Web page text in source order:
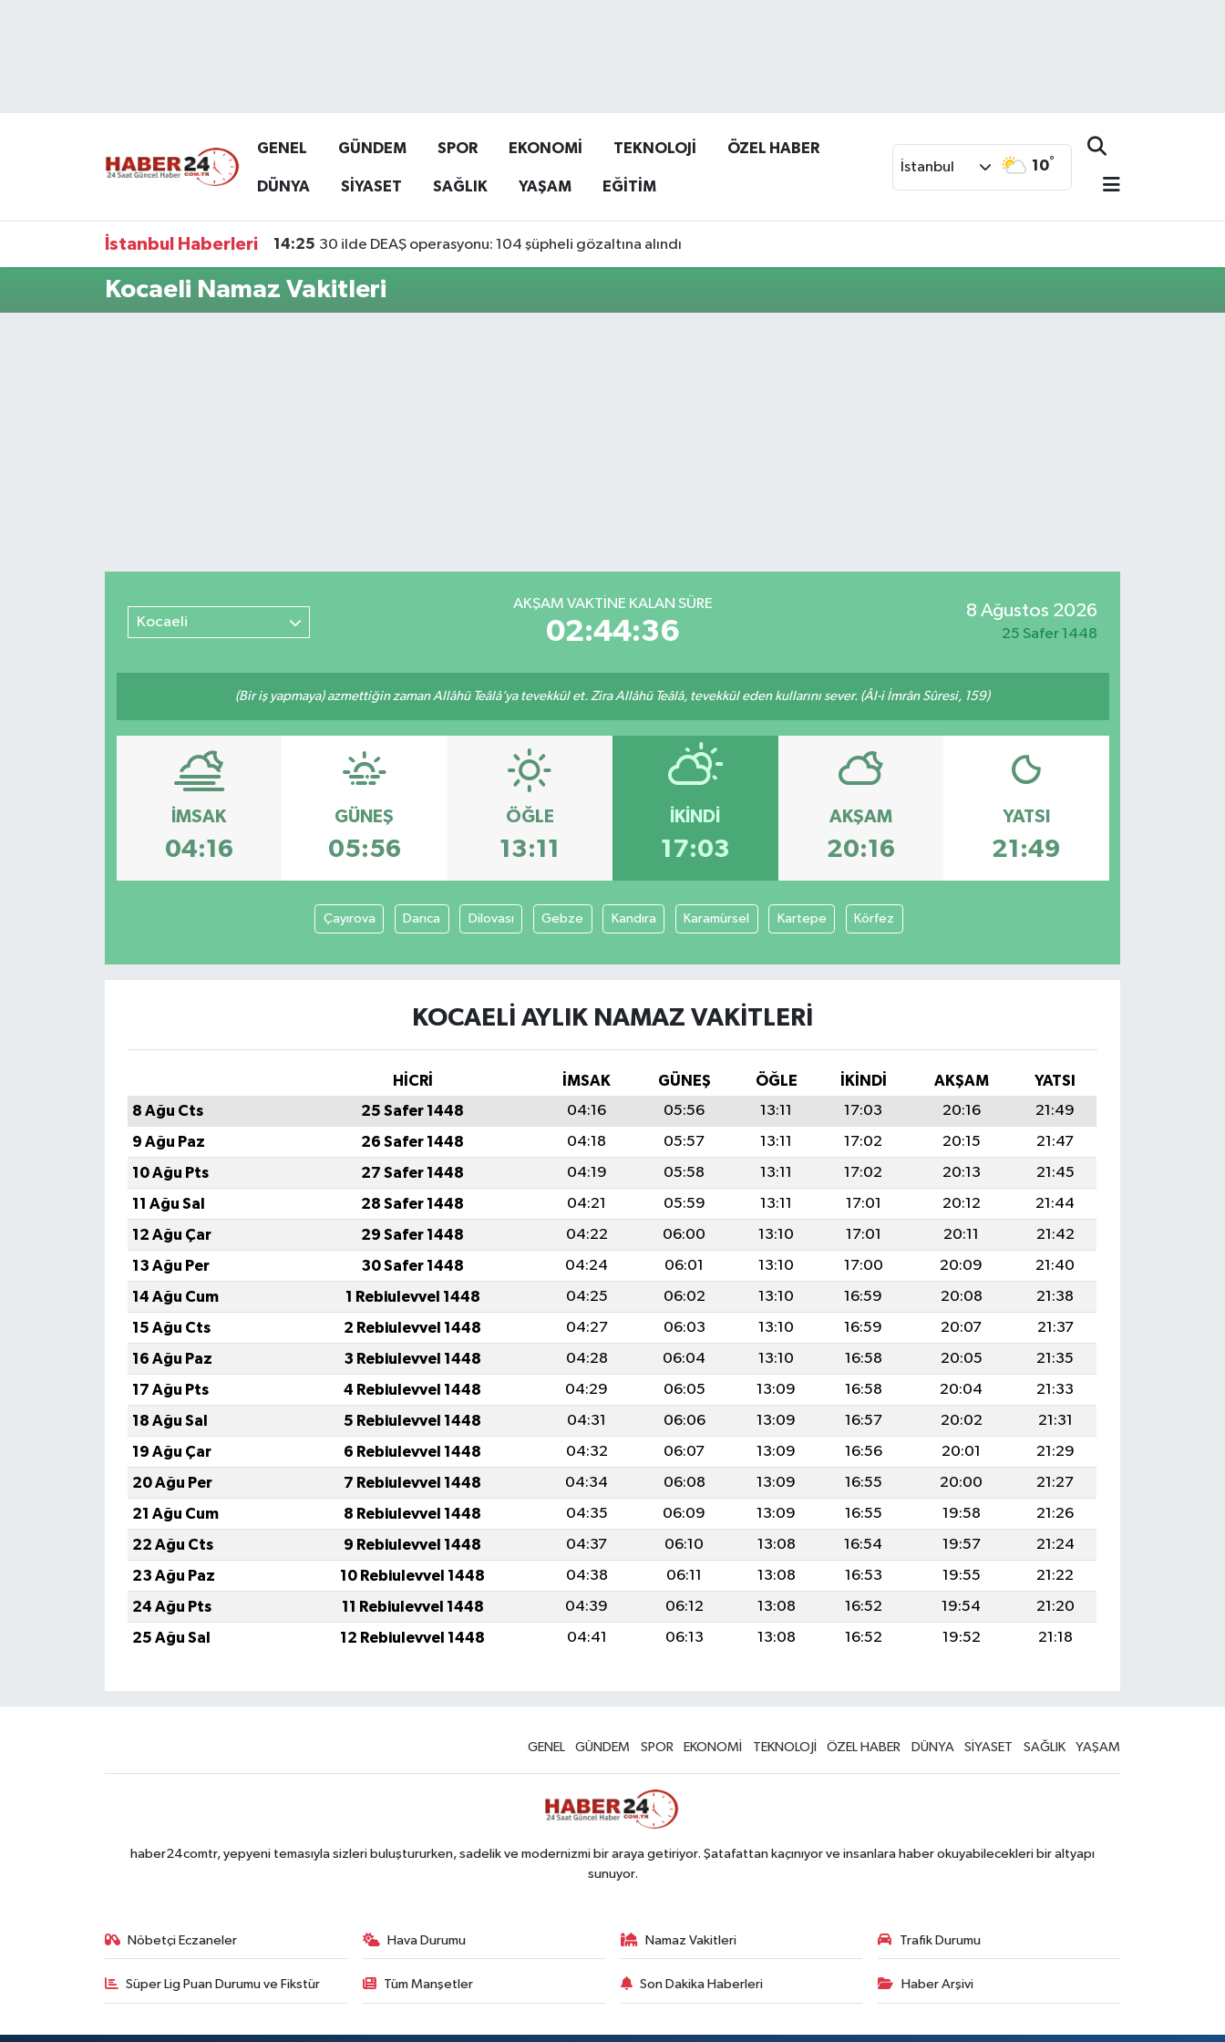
GENEL GÜNDEM SPOR EKONOMİ TEKNOLOJİ ÖZEL HABER
DÜNYA SİYASET SAĞLIK YAŞAM EĞİTİM
İstanbul 10°
İstanbul Haberleri 14:25 30 ilde DEAŞ operasyonu: 104 şüpheli gözaltına alındı
Kocaeli Namaz Vakitleri
Kocaeli
AKŞAM VAKTİNE KALAN SÜRE
02:44:36
8 Ağustos 2026
25 Safer 1448
(Bir iş yapmaya) azmettiğin zaman Allâhü Teâlâ’ya tevekkül et. Zira Allâhü Teâlâ, tevekkül eden kullarını sever. (Âl-i İmrân Sûresi, 159)
İMSAK
04:16
GÜNEŞ
05:56
ÖĞLE
13:11
İKINDI
17:03
AKŞAM
20:16
YATSI
21:49
Çayırova Darıca Dilovası Gebze Kandıra Karamürsel Kartepe Körfez
KOCAELI AYLIK NAMAZ VAKITLERI
HİCRİ İMSAK GÜNEŞ ÖĞLE İKINDI AKŞAM
YATSI
8 Ağu Cts
25 Safer 1448 04:16 05:56 13:11 17:03 20:16
21:49
9 Ağu Paz
26 Safer 1448 04:18 05:57 13:11 17:02 20:15
21:47
10 Ağu Pts
27 Safer 1448 04:19 05:58 13:11 17:02 20:13
21:45
11 Ağu Sal
28 Safer 1448 04:21 05:59 13:11 17:01 20:12
21:44
12 Ağu Çar
29 Safer 1448 04:22 06:00 13:10 17:01 20:11
21:42
13 Ağu Per
30 Safer 1448 04:24 06:01 13:10 17:00 20:09
21:40
14 Ağu Cum
1 Rebiulevvel 1448 04:25 06:02 13:10 16:59 20:08
21:38
15 Ağu Cts
2 Rebiulevvel 1448 04:27 06:03 13:10 16:59 20:07
21:37
16 Ağu Paz
3 Rebiulevvel 1448 04:28 06:04 13:10 16:58 20:05
21:35
17 Ağu Pts
4 Rebiulevvel 1448 04:29 06:05 13:09 16:58 20:04
21:33
18 Ağu Sal
5 Rebiulevvel 1448 04:31 06:06 13:09 16:57 20:02
21:31
19 Ağu Çar
6 Rebiulevvel 1448 04:32 06:07 13:09 16:56 20:01
21:29
20 Ağu Per
7 Rebiulevvel 1448 04:34 06:08 13:09 16:55 20:00
21:27
21 Ağu Cum
8 Rebiulevvel 1448 04:35 06:09 13:09 16:55 19:58
21:26
22 Ağu Cts
9 Rebiulevvel 1448 04:37 06:10 13:08 16:54 19:57
21:24
23 Ağu Paz
10 Rebiulevvel 1448 04:38 06:11 13:08 16:53 19:55
21:22
24 Ağu Pts
11 Rebiulevvel 1448 04:39 06:12 13:08 16:52 19:54
21:20
25 Ağu Sal
12 Rebiulevvel 1448 04:41 06:13 13:08 16:52 19:52 21:18
GENEL GÜNDEM SPOR EKONOMİ TEKNOLOJİ ÖZEL HABER DÜNYA SİYASET SAĞLIK YAŞAM
haber24comtr, yepyeni temasıyla sizleri buluştururken, sadelik ve modernizmi bir araya getiriyor. Şatafattan kaçınıyor ve insanlara haber okuyabilecekleri bir altyapı
sunuyor.
Nöbetçi Eczaneler Hava Durumu Namaz Vakitleri Trafik Durumu
Süper Lig Puan Durumu ve Fikstür Tüm Manşetler Son Dakika Haberleri Haber Arşivi
Namaz Vakitleri
Süper Lig Puan Durumu ve Fikstür
Tüm Manşetler